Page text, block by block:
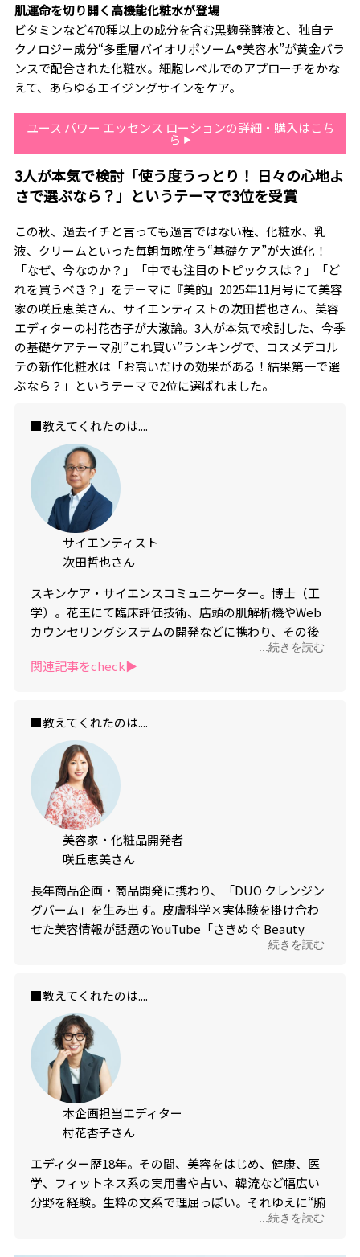
肌運命を切り開く高機能化粧水が登場
ビタミンなど470種以上の成分を含む黒麹発酵液と、独自テ
クノロジー成分“多重層バイオリポソーム®美容水”が黄金バラ
ンスで配合された化粧水。細胞レベルでのアプローチをかな
えて、あらゆるエイジングサインをケア。
ユース パワー エッセンス ローションの詳細・購入はこち
ら
3人が本気で検討「使う度うっとり！ 日々の心地よ
さで選ぶなら？」というテーマで3位を受賞
この秋、過去イチと言っても過言ではない程、化粧水、乳
液、クリームといった毎朝毎晩使う“基礎ケア”が大進化！
「なぜ、今なのか？」「中でも注目のトピックスは？」「ど
れを買うべき？」をテーマに『美的』2025年11月号にて美容
家の咲丘恵美さん、サイエンティストの次田哲也さん、美容
エディターの村花杏子が大激論。3人が本気で検討した、今季
の基礎ケアテーマ別”これ買い”ランキングで、コスメデコル
テの新作化粧水は「お高いだけの効果がある！結果第一で選
ぶなら？」というテーマで2位に選ばれました。
■教えてくれたのは....
サイエンティスト
次田哲也さん
スキンケア・サイエンスコミュニケーター。博士（工
学）。花王にて臨床評価技術、店頭の肌解析機やWeb
カウンセリングシステムの開発などに携わり、その後
独立。カイロススキンケア代表。『美的GRAND』での
Web連載も。
...続きを読む
関連記事をcheck▶︎
■教えてくれたのは....
美容家・化粧品開発者
咲丘恵美さん
長年商品企画・商品開発に携わり、「DUO クレンジン
グバーム」を生み出す。皮膚科学×実体験を掛け合わ
せた美容情報が話題のYouTube「さきめぐ Beauty
Class」は登録者15万人超え。美的.comのYouTube連
...続きを読む
■教えてくれたのは....
本企画担当エディター
村花杏子さん
エディター歴18年。その間、美容をはじめ、健康、医
学、フィットネス系の実用書や占い、韓流など幅広い
分野を経験。生粋の文系で理屈っぽい。それゆえに“腑
...続きを読む